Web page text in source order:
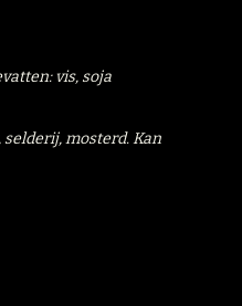
vis, soja
mosterd. Kan